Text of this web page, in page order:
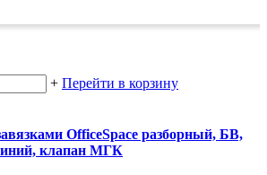
+ Перейти в корзину
OfficeSpace разборный, БВ,
клапан МГК